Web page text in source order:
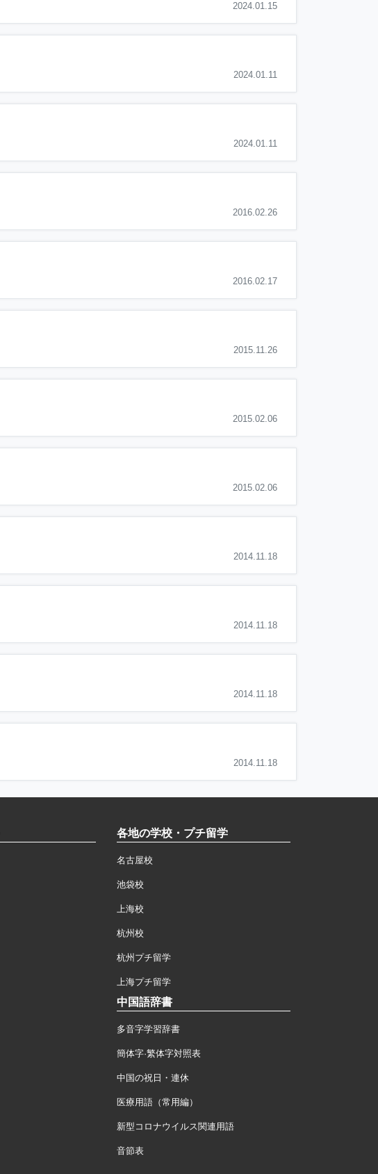
2024.01.15
2024.01.11
2024.01.11
2016.02.26
2016.02.17
2015.11.26
2015.02.06
2015.02.06
2014.11.18
2014.11.18
2014.11.18
2014.11.18
各地の学校・プチ留学
名古屋校
池袋校
上海校
杭州校
杭州プチ留学
上海プチ留学
中国語辞書
多音字学習辞書
簡体字·繁体字対照表
中国の祝日・連休
医療用語（常用編）
新型コロナウイルス関連用語
音節表